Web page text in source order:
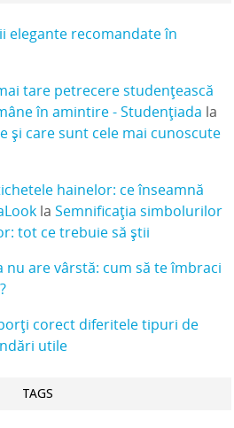
elegante recomandate în
tare petrecere studențească
în amintire - Studențiada la
și care sunt cele mai cunoscute
hainelor: ce înseamnă
la Semnificația simbolurilor
tot ce trebuie să știi
nu are vârstă: cum să te îmbraci
corect diferitele tipuri de
utile
TAGS